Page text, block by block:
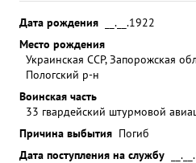
Дата рождения
__.__.1922
Место рождения
Украинская ССР, Запорожская
Пологский р-н
Воинская часть
33 гвардейский штурмовой
Причина выбытия Погиб
Дата поступления на службу